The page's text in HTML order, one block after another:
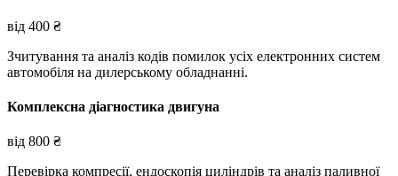
від 400 ₴
Зчитування та аналіз кодів помилок усіх електронних систем
автомобіля на дилерському обладнанні.
Комплексна діагностика двигуна
від 800 ₴
Перевірка компресії, ендоскопія циліндрів та аналіз паливної